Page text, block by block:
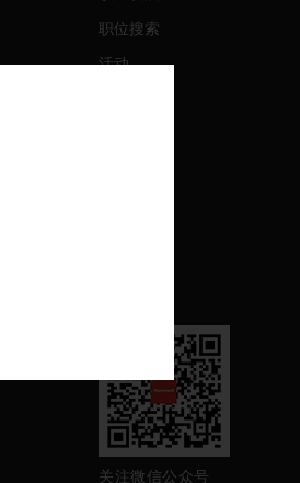
职位搜索
活动
关注微信公众号